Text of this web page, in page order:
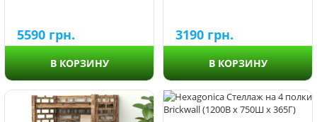
5590 грн.
В КОРЗИНУ
3190 грн.
В КОРЗИНУ